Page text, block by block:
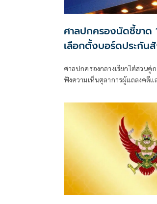
ศาลปกครองนัดชี้ขาด
เลือกตั้งบอร์ดประกัน
ศาลปกครองกลางเรียกไต่สวน
ฟังความเห็นตุลาการผู้แถลงคดี
เลื่อนเลือกตั้งบอร์ดประกันสังคม